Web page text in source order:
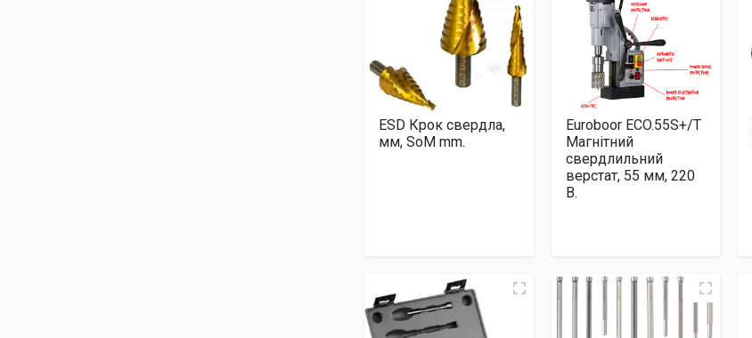
ESD Крок свердла,
мм, SoM mm.
Euroboor ECO.55S+/T
Магнітний
свердлильний
верстат, 55 мм, 220
В.